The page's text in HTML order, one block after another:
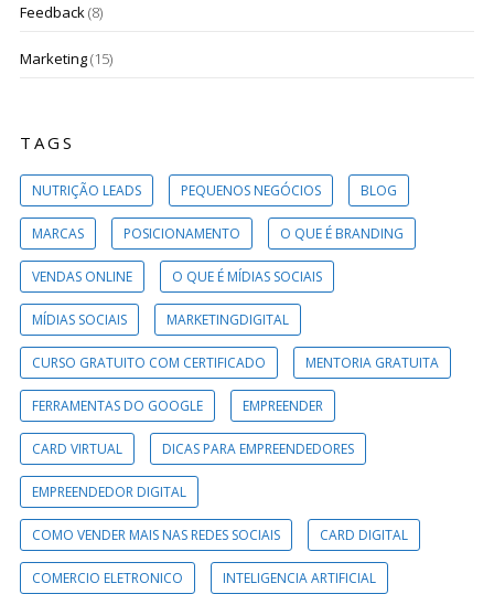
Feedback(8)
Marketing(15)
TAGS
NUTRIÇÃO LEADS PEQUENOS NEGÓCIOS BLOG
MARCAS POSICIONAMENTO O QUE É BRANDING
VENDAS ONLINE O QUE É MÍDIAS SOCIAIS
MÍDIAS SOCIAIS MARKETINGDIGITAL
CURSO GRATUITO COM CERTIFICADO MENTORIA GRATUITA
FERRAMENTAS DO GOOGLE EMPREENDER
CARD VIRTUAL DICAS PARA EMPREENDEDORES
EMPREENDEDOR DIGITAL
COMO VENDER MAIS NAS REDES SOCIAIS CARD DIGITAL
COMERCIO ELETRONICO INTELIGENCIA ARTIFICIAL